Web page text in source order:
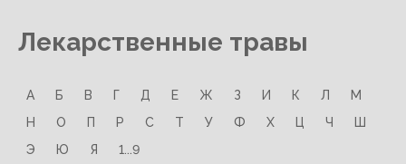
Лекарственные травы
А Б В Г Д Е Ж З И К Л
М
Н
О П Р С Т У Ф Х Ц Ч
Ш
Э
Ю Я 1...9